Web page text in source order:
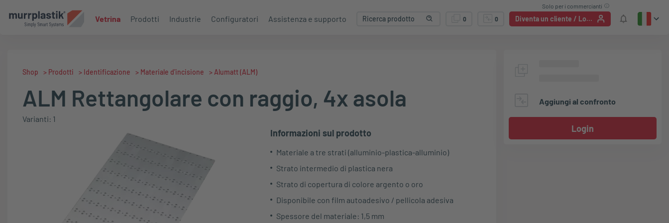
Vetrina Prodotti Industrie Configuratori Assistenza e supporto 0 0 Diventa un cliente / Login
Solo per i commercianti
Shop > Prodotti > Identificazione > Materiale d'incisione > Alumatt (ALM)
ALM Rettangolare con raggio, 4x asola
Varianti: 1
Informazioni sul prodotto
Materiale a tre strati (alluminio-plastica-alluminio)
Strato intermedio di plastica nera
Strato di copertura di colore argento o oro
Disponibile con film autoadesivo / pellicola adesiva
Spessore del materiale: 1,5 mm
Aggiungi al confronto
Login